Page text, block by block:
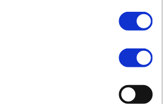
dal decreto legge n. 105 dal
a spettacoli aperti
è consentito, per i
Pass).